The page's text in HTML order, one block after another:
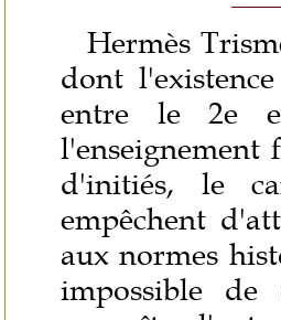
Hermès
dont
entre le 2e
l'enseignement
d'initiés, le
empêchent
aux normes
impossible